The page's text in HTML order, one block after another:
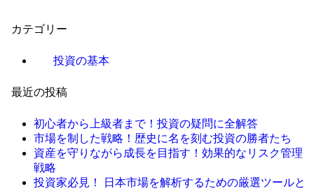
カテゴリー
投資の基本
最近の投稿
初心者から上級者まで！投資の疑問に全解答
市場を制した戦略！歴史に名を刻む投資の勝者たち
資産を守りながら成長を目指す！効果的なリスク管理
戦略
投資家必見！ 日本市場を解析するための厳選ツールと